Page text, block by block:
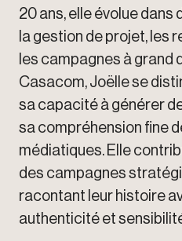
20 ans, elle évolue dans
la gestion de projet, les
les campagnes à grand
Casacom, Joëlle se
sa capacité à générer
sa compréhension fine
médiatiques. Elle
des campagnes
racontant leur histoire
authenticité et